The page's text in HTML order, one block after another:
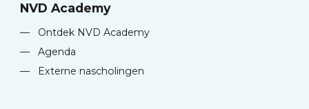
NVD Academy
—
Ontdek NVD Academy
—
Agenda
—
Externe nascholingen